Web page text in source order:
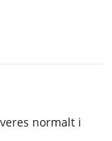
normalt i